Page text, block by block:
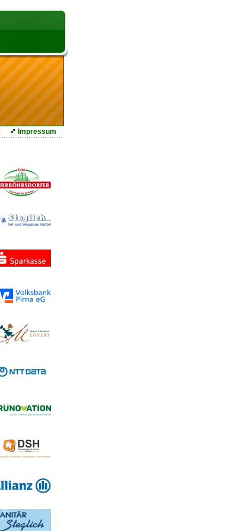
Impressum